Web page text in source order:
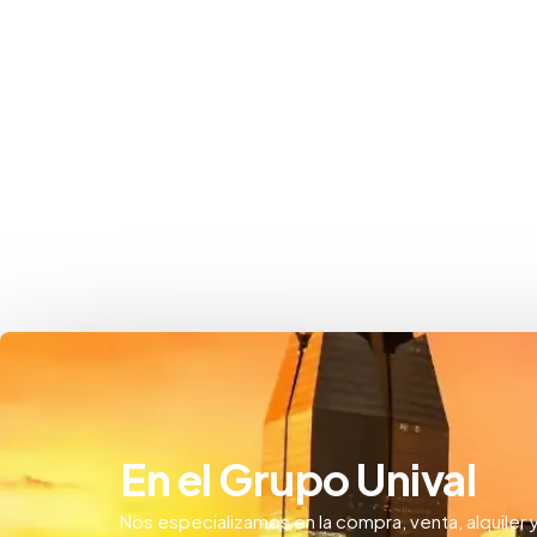
En el Grupo Unival
Nos especializamos en la compra, venta, alquiler